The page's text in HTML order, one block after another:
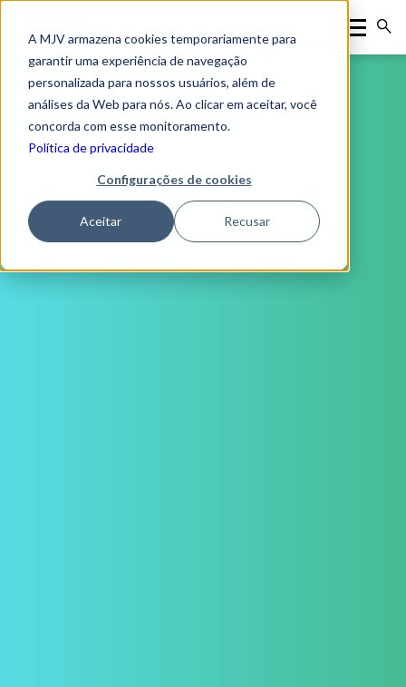
A MJV armazena cookies temporariamente para
garantir uma experiência de navegação
personalizada para nossos usuários, além de
análises da Web para nós. Ao clicar em aceitar, você
concorda com esse monitoramento.
Política de privacidade
Configurações de cookies
Aceitar Recusar